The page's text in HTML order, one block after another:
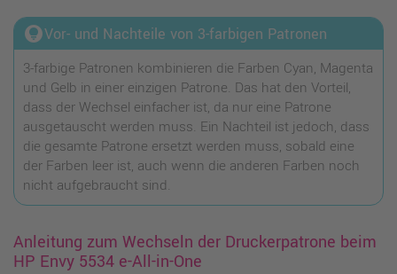
lightbulb_circleVor- und Nachteile von 3-farbigen Patronen
3-farbige Patronen kombinieren die Farben Cyan, Magenta
und Gelb in einer einzigen Patrone. Das hat den Vorteil,
dass der Wechsel einfacher ist, da nur eine Patrone
ausgetauscht werden muss. Ein Nachteil ist jedoch, dass
die gesamte Patrone ersetzt werden muss, sobald eine
der Farben leer ist, auch wenn die anderen Farben noch
nicht aufgebraucht sind.
Anleitung zum Wechseln der Druckerpatrone beim
HP Envy 5534 e-All-in-One